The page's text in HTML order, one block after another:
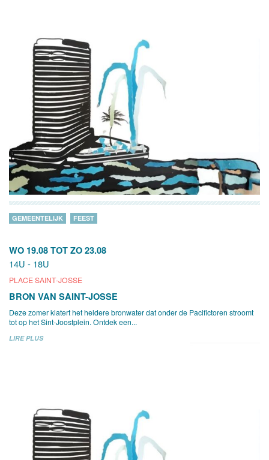
WO 19.08 TOT ZO 23.08
14U - 18U
PLACE SAINT-JOSSE
GEMEENTELIJK FEEST
BRON VAN SAINT-JOSSE
Deze zomer klatert het heldere bronwater dat onder de Pacifictoren stroomt
tot op het Sint-Joostplein. Ontdek een...
LIRE PLUS